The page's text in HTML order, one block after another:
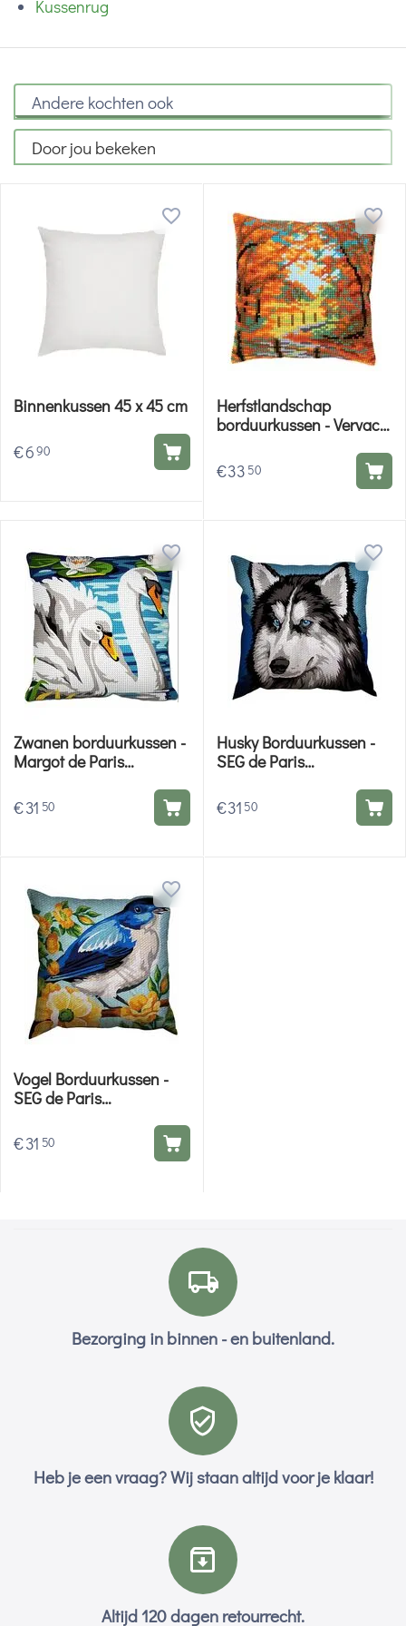
Kussenrug
Andere kochten ook
Door jou bekeken
Binnenkussen 45 x 45 cm
€690
Herfstlandschap
borduurkussen - Vervaco
€33 50
Zwanen borduurkussen -
Margot de Paris
€31 50
Husky Borduurkussen -
SEG de Paris
€31 50
Vogel Borduurkussen -
SEG de Paris
€31 50
Bezorging in binnen - en buitenland.
Heb je een vraag? Wij staan altijd voor je klaar!
Altijd 120 dagen retourrecht.